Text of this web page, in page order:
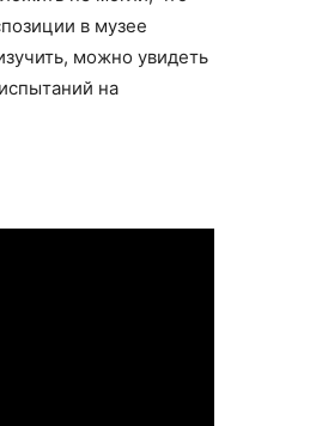
в музее
можно увидеть
на